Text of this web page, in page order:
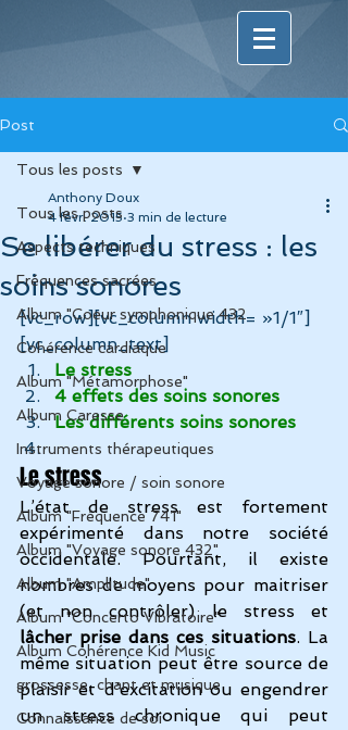
Post
Tous les posts
Aspects techniques
Fréquences sacrées
Album "Coeur symphonique 432
Cohérence cardiaque
Album "Métamorphose"
Album Caresse
Instruments thérapeutiques
Voyage sonore / soin sonore
Album "Fréquence 741"
Album "Voyage sonore 432"
Album "Amplitude"
Album "Concerto Vibratoire"
Album Cohérence Kid Music
grossesse, chant et musique
Connaissance de soi
Tous les posts
Se libérer du stress : les
soins sonores
Anthony Doux
4 févr. 2015 3 min de lecture
[vc_row][vc_column width= »1/1″]
[vc_column_text]
Le stress
4 effets des soins sonores
Les différents soins sonores
Le stress
L’état de stress est fortement
expérimenté dans notre société
occidentale. Pourtant, il existe
nombres de moyens pour maitriser
lâcher prise dans ces situations. La
même situation peut être source de
plaisir et d’excitation ou engendrer
un stress chronique qui peut